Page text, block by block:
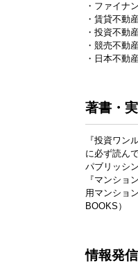
・ファイナ
・賃貸不動
・投資不動
・競売不動
・日本不動
著書・
『投資ワン
に必ず読ん
パブリッシン
『マンショ
用マンショ
BOOKS）
情報発信